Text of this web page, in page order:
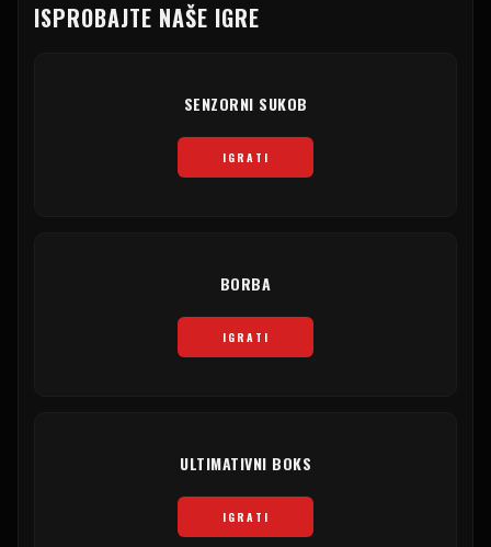
ISPROBAJTE NAŠE IGRE
SENZORNI SUKOB
IGRATI
BORBA
IGRATI
ULTIMATIVNI BOKS
IGRATI